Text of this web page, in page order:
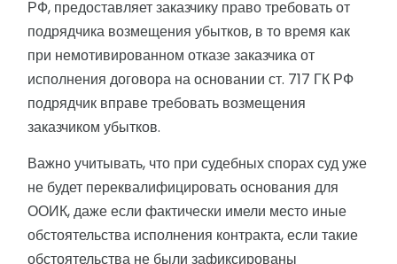
РФ, предоставляет заказчику право требовать от
подрядчика возмещения убытков, в то время как
при немотивированном отказе заказчика от
исполнения договора на основании ст. 717 ГК РФ
подрядчик вправе требовать возмещения
заказчиком убытков.
Важно учитывать, что при судебных спорах суд уже
не будет переквалифицировать основания для
ООИК, даже если фактически имели место иные
обстоятельства исполнения контракта, если такие
обстоятельства не были зафиксированы